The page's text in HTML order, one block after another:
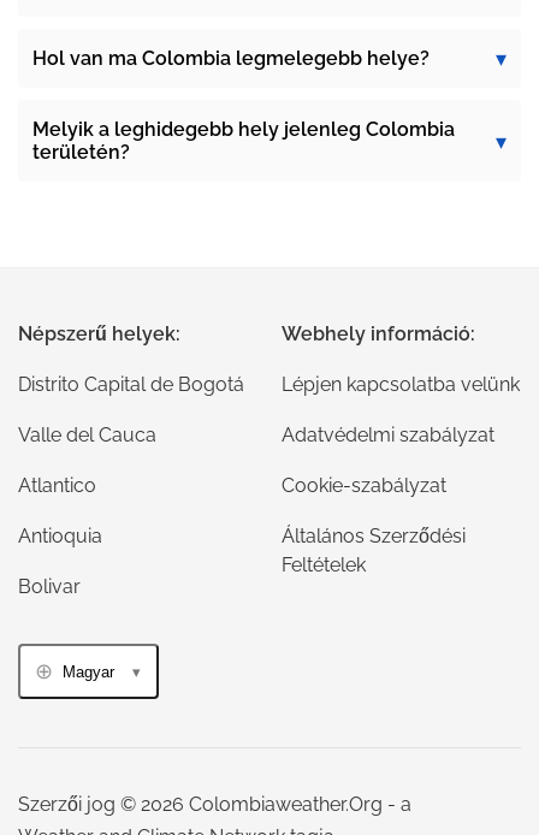
Hol van ma Colombia legmelegebb helye?
Melyik a leghidegebb hely jelenleg Colombia
területén?
Népszerű helyek:
Distrito Capital de Bogotá
Valle del Cauca
Atlantico
Antioquia
Bolivar
Webhely információ:
Lépjen kapcsolatba velünk
Adatvédelmi szabályzat
Cookie-szabályzat
Általános Szerződési
Feltételek
Magyar
Szerzői jog © 2026 Colombiaweather.Org - a